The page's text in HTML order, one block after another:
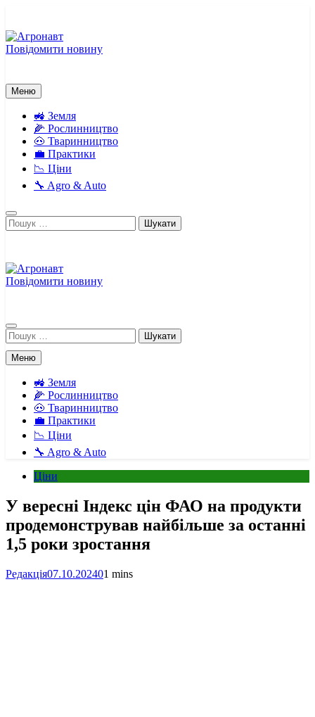
вмісту
Повідомити новину
Меню
🚜 Земля
🌽 Рослинництво
🐽 Тваринництво
💼 Практики
📉 Ціни
🔧 Agro & Auto
Пошук:
Повідомити новину
Пошук:
Меню
🚜 Земля
🌽 Рослинництво
🐽 Тваринництво
💼 Практики
📉 Ціни
🔧 Agro & Auto
Ціни
У вересні Індекс цін ФАО на продукти
продемонстрував найбільше за останні
1,5 роки зростання
Редакція07.10.202401 mins